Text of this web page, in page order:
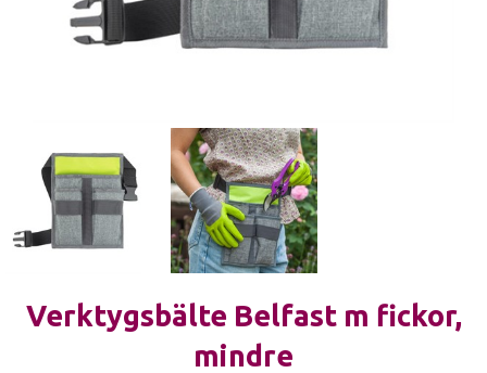
Verktygsbälte Belfast m fickor,
mindre